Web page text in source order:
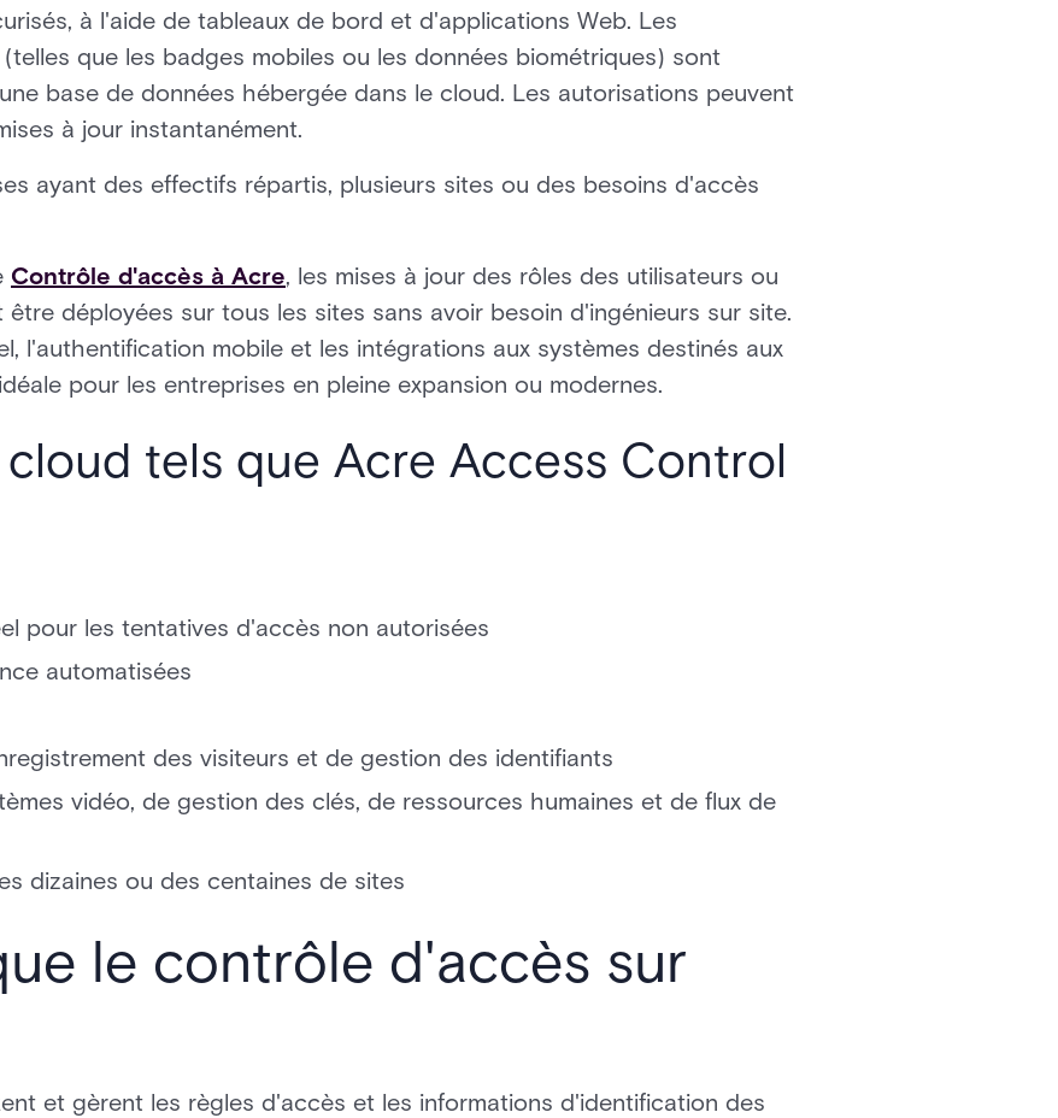
à l'aide de tableaux de bord et d'applications Web. Les
que les badges mobiles ou les données biométriques) sont
base de données hébergée dans le cloud. Les autorisations peuvent
à jour instantanément.
ayant des effectifs répartis, plusieurs sites ou des besoins d'accès
Contrôle d'accès à Acre, les mises à jour des rôles des utilisateurs ou
déployées sur tous les sites sans avoir besoin d'ingénieurs sur site.
l'authentification mobile et les intégrations aux systèmes destinés aux
pour les entreprises en pleine expansion ou modernes.
tels que Acre Access Control
pour les tentatives d'accès non autorisées
automatisées
des visiteurs et de gestion des identifiants
vidéo, de gestion des clés, de ressources humaines et de flux de
dizaines ou des centaines de sites
le contrôle d'accès sur
et gèrent les règles d'accès et les informations d'identification des